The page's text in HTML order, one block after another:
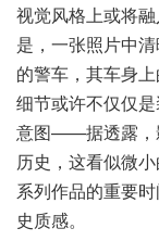
视觉风格上或将
是，一张照片中
的警车，其车身
细节或许不仅仅
意图——据透露，
历史，这看似微
系列作品的重要
史质感。